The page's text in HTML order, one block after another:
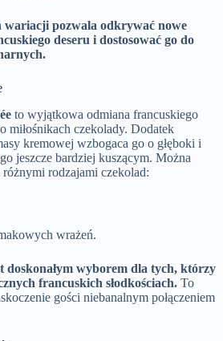
wariacji pozwala odkrywać nowe
deseru i dostosować go do
to wyjątkowa odmiana francuskiego
miłośnikach czekolady. Dodatek
kremowej wzbogaca go o głęboki i
jeszcze bardziej kuszącym. Można
różnymi rodzajami czekolad:
wrażeń.
doskonałym wyborem dla tych, którzy
francuskich słodkościach. To
gości niebanalnym połączeniem